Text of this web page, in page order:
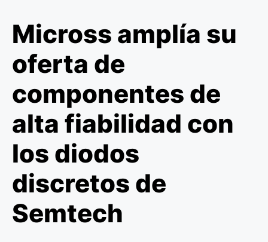
Micross amplía su
oferta de
componentes de
alta fiabilidad con
los diodos
discretos de
Semtech